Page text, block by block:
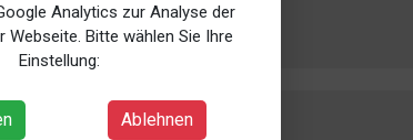
Analytics zur Analyse der
Webseite. Bitte wählen Sie Ihre
Einstellung:
Ablehnen